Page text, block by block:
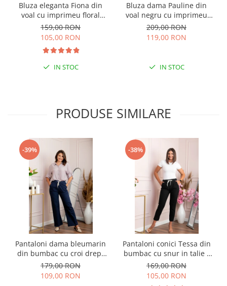
Bluza eleganta Fiona din
voal cu imprimeu floral
verde
159,00 RON
105,00 RON
IN STOC
Bluza dama Pauline din
voal negru cu imprimeu
floral auriu
209,00 RON
119,00 RON
IN STOC
PRODUSE SIMILARE
-39%
Pantaloni dama bleumarin
din bumbac cu croi drept
Cara
179,00 RON
109,00 RON
-38%
Pantaloni conici Tessa din
bumbac cu snur in talie -
Negru
169,00 RON
105,00 RON